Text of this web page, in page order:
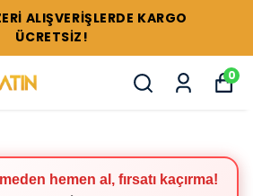
%44'E VARAN İNDİRİMLER !
0
hemen al, fırsatı kaçırma!